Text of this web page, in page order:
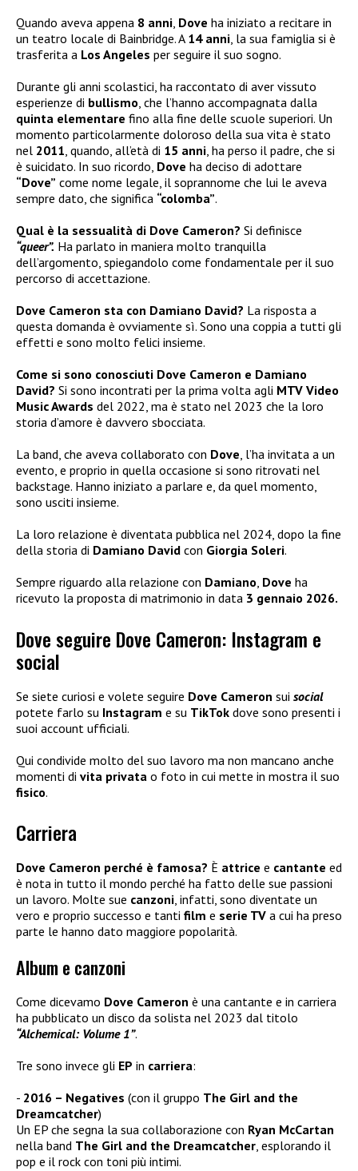
Quando aveva appena 8 anni, Dove ha iniziato a recitare in
un teatro locale di Bainbridge. A 14 anni, la sua famiglia si è
trasferita a Los Angeles per seguire il suo sogno.
Durante gli anni scolastici, ha raccontato di aver vissuto
esperienze di bullismo, che l’hanno accompagnata dalla
quinta elementare fino alla fine delle scuole superiori. Un
momento particolarmente doloroso della sua vita è stato
nel 2011, quando, all’età di 15 anni, ha perso il padre, che si
è suicidato. In suo ricordo, Dove ha deciso di adottare
“Dove” come nome legale, il soprannome che lui le aveva
sempre dato, che significa “colomba”.
Qual è la sessualità di Dove Cameron? Si definisce
“queer”. Ha parlato in maniera molto tranquilla
dell’argomento, spiegandolo come fondamentale per il suo
percorso di accettazione.
Dove Cameron sta con Damiano David? La risposta a
questa domanda è ovviamente sì. Sono una coppia a tutti gli
effetti e sono molto felici insieme.
Come si sono conosciuti Dove Cameron e Damiano
David? Si sono incontrati per la prima volta agli MTV Video
Music Awards del 2022, ma è stato nel 2023 che la loro
storia d’amore è davvero sbocciata.
La band, che aveva collaborato con Dove, l’ha invitata a un
evento, e proprio in quella occasione si sono ritrovati nel
backstage. Hanno iniziato a parlare e, da quel momento,
sono usciti insieme.
La loro relazione è diventata pubblica nel 2024, dopo la fine
della storia di Damiano David con Giorgia Soleri.
Sempre riguardo alla relazione con Damiano, Dove ha
ricevuto la proposta di matrimonio in data 3 gennaio 2026.
Dove seguire Dove Cameron: Instagram e
social
Se siete curiosi e volete seguire Dove Cameron sui social
potete farlo su Instagram e su TikTok dove sono presenti i
suoi account ufficiali.
Qui condivide molto del suo lavoro ma non mancano anche
momenti di vita privata o foto in cui mette in mostra il suo
fisico.
Carriera
Dove Cameron perché è famosa? È attrice e cantante ed
è nota in tutto il mondo perché ha fatto delle sue passioni
un lavoro. Molte sue canzoni, infatti, sono diventate un
vero e proprio successo e tanti film e serie TV a cui ha preso
parte le hanno dato maggiore popolarità.
Album e canzoni
Come dicevamo Dove Cameron è una cantante e in carriera
ha pubblicato un disco da solista nel 2023 dal titolo
“Alchemical: Volume 1”.
Tre sono invece gli EP in carriera:
2016 – Negatives (con il gruppo The Girl and the
Dreamcatcher)
Un EP che segna la sua collaborazione con Ryan McCartan
nella band The Girl and the Dreamcatcher, esplorando il
pop e il rock con toni più intimi.